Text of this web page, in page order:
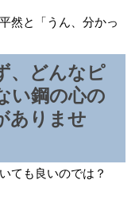
然と「うん、分かっ
、どんなピ
い鋼の心の
ありませ
ても良いのでは？